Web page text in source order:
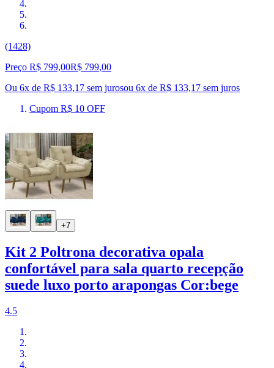
(1428)
Preço R$ 799,00R$ 799,00
Ou 6x de R$ 133,17 sem jurosou 6x de R$ 133,17 sem juros
Cupom R$ 10 OFF
+7
Kit 2 Poltrona decorativa opala
confortável para sala quarto recepção
suede luxo porto arapongas Cor:bege
4.5